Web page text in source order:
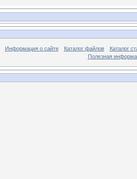
Информация о сайте Каталог файлов
Каталог
Полезная